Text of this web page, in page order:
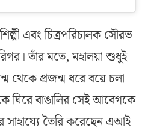
এবং চিত্রপরিচালক সৌরভ
তাঁর মতে, মহালয়া শুধুই
থেকে প্রজন্ম ধরে বয়ে চলা
ঘিরে বাঙালির সেই আবেগকে
সাহায্যে তৈরি করেছেন এআই